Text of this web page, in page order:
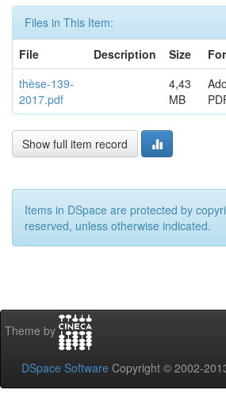
Files in This Item:
File
Description Size
thèse-139-
2017.pdf
4,43
MB
Show full item record
Items in DSpace are protected by
reserved, unless otherwise indicated.
Theme by
DSpace Software Copyright © 2002-